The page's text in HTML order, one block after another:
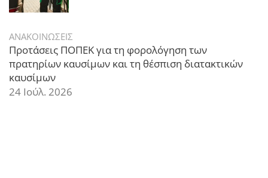
ΑΝΑΚΟΙΝΩΣΕΙΣ
Προτάσεις ΠΟΠΕΚ για τη φορολόγηση των
πρατηρίων καυσίμων και τη θέσπιση διατακτικών
καυσίμων
24 Ιούλ. 2026